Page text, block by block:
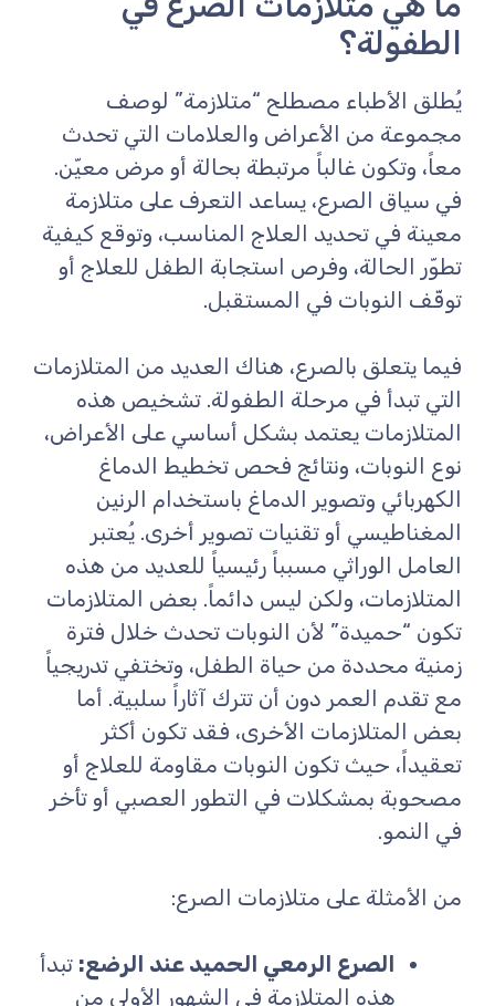
الطفولة؟
يُطلق الأطباء مصطلح “متلازمة” لوصف
مجموعة من الأعراض والعلامات التي تحدث
معاً، وتكون غالباً مرتبطة بحالة أو مرض معيّن.
في سياق الصرع، يساعد التعرف على متلازمة
معينة في تحديد العلاج المناسب، وتوقع كيفية
تطوّر الحالة، وفرص استجابة الطفل للعلاج أو
توقّف النوبات في المستقبل.
فيما يتعلق بالصرع، هناك العديد من المتلازمات
التي تبدأ في مرحلة الطفولة. تشخيص هذه
المتلازمات يعتمد بشكل أساسي على الأعراض،
نوع النوبات، ونتائج فحص تخطيط الدماغ
الكهربائي وتصوير الدماغ باستخدام الرنين
المغناطيسي أو تقنيات تصوير أخرى. يُعتبر
العامل الوراثي مسبباً رئيسياً للعديد من هذه
المتلازمات، ولكن ليس دائماً. بعض المتلازمات
تكون “حميدة” لأن النوبات تحدث خلال فترة
زمنية محددة من حياة الطفل، وتختفي تدريجياً
مع تقدم العمر دون أن تترك آثاراً سلبية. أما
بعض المتلازمات الأخرى، فقد تكون أكثر
تعقيداً، حيث تكون النوبات مقاومة للعلاج أو
مصحوبة بمشكلات في التطور العصبي أو تأخر
في النمو.
من الأمثلة على متلازمات الصرع:
الصرع الرمعي الحميد عند الرضع: تبدأ
هذه المتلازمة في الشهور الأولى من